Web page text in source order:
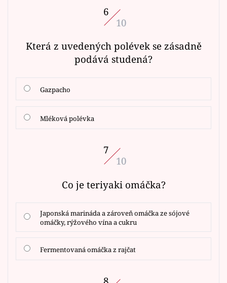
6
10
Která z uvedených polévek se zásadně
podává studená?
Gazpacho
Mléková polévka
7
10
Co je teriyaki omáčka?
Japonská marináda a zároveň omáčka ze sójové
omáčky, rýžového vína a cukru
Fermentovaná omáčka z rajčat